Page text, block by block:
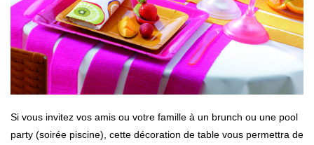
Si vous invitez vos amis ou votre famille à un brunch ou une pool
party (soirée piscine), cette décoration de table vous permettra de